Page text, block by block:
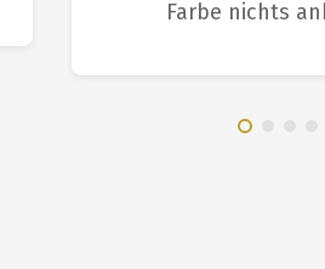
Farbe nichts